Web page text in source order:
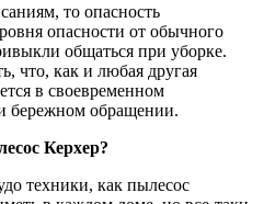
то опасность
опасности от обычного
общаться при уборке.
что, как и любая другая
в своевременном
бережном обращении.
Керхер?
техники, как пылесос